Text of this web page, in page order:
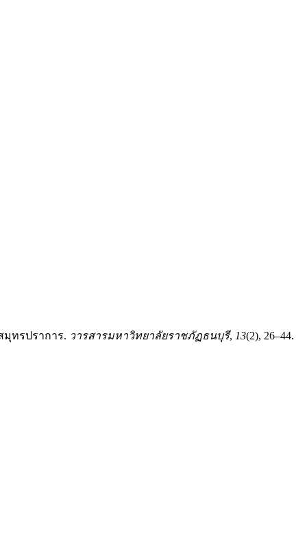
มุทรปราการ. วารสารมหาวิทยาลัยราชภัฏธนบุรี, 13(2), 26–44.